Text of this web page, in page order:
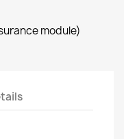
module)